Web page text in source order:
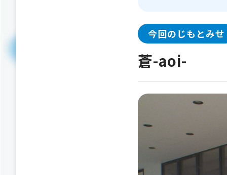
今回のじもとみせ
蒼-aoi-